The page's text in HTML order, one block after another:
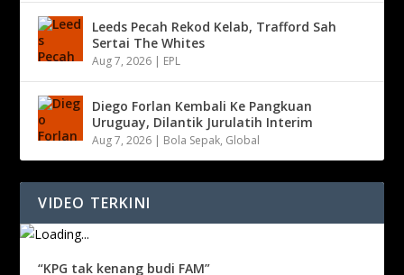
Leeds Pecah Rekod Kelab, Trafford Sah
Sertai The Whites
Aug 7, 2026 | EPL
Diego Forlan Kembali Ke Pangkuan
Uruguay, Dilantik Jurulatih Interim
Aug 7, 2026 | Bola Sepak, Global
VIDEO TERKINI
“KPG tak kenang budi FAM”